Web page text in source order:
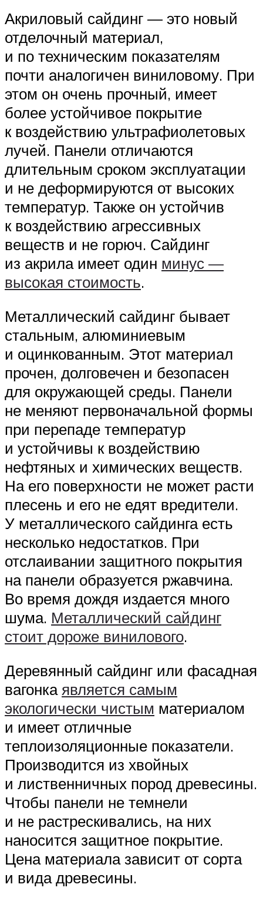
Акриловый сайдинг — это новый
отделочный материал,
и по техническим показателям
почти аналогичен виниловому. При
этом он очень прочный, имеет
более устойчивое покрытие
к воздействию ультрафиолетовых
лучей. Панели отличаются
длительным сроком эксплуатации
и не деформируются от высоких
температур. Также он устойчив
к воздействию агрессивных
веществ и не горюч. Сайдинг
из акрила имеет один минус —
высокая стоимость.
Металлический сайдинг бывает
стальным, алюминиевым
и оцинкованным. Этот материал
прочен, долговечен и безопасен
для окружающей среды. Панели
не меняют первоначальной формы
при перепаде температур
и устойчивы к воздействию
нефтяных и химических веществ.
На его поверхности не может расти
плесень и его не едят вредители.
У металлического сайдинга есть
несколько недостатков. При
отслаивании защитного покрытия
на панели образуется ржавчина.
Во время дождя издается много
шума. Металлический сайдинг
стоит дороже винилового.
Деревянный сайдинг или фасадная
вагонка является самым
экологически чистым материалом
и имеет отличные
теплоизоляционные показатели.
Производится из хвойных
и лиственничных пород древесины.
Чтобы панели не темнели
и не растрескивались, на них
наносится защитное покрытие.
Цена материала зависит от сорта
и вида древесины.